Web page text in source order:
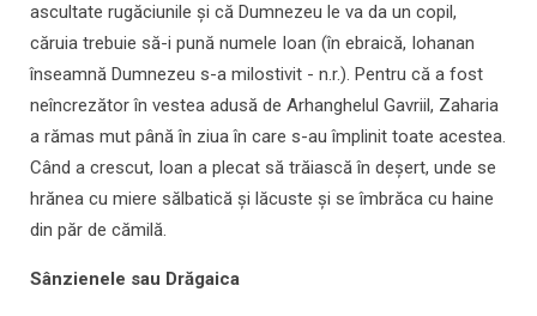
ascultate rugăciunile şi că Dumnezeu le va da un copil,
căruia trebuie să-i pună numele Ioan (în ebraică, Iohanan
înseamnă Dumnezeu s-a milostivit - n.r.). Pentru că a fost
neîncrezător în vestea adusă de Arhanghelul Gavriil, Zaharia
a rămas mut până în ziua în care s-au împlinit toate acestea.
Când a crescut, Ioan a plecat să trăiască în deşert, unde se
hrănea cu miere sălbatică şi lăcuste şi se îmbrăca cu haine
din păr de cămilă.
Sânzienele sau Drăgaica